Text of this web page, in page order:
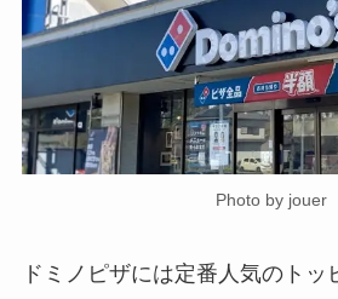
Photo by jouer
ドミノピザには定番人気のトッ